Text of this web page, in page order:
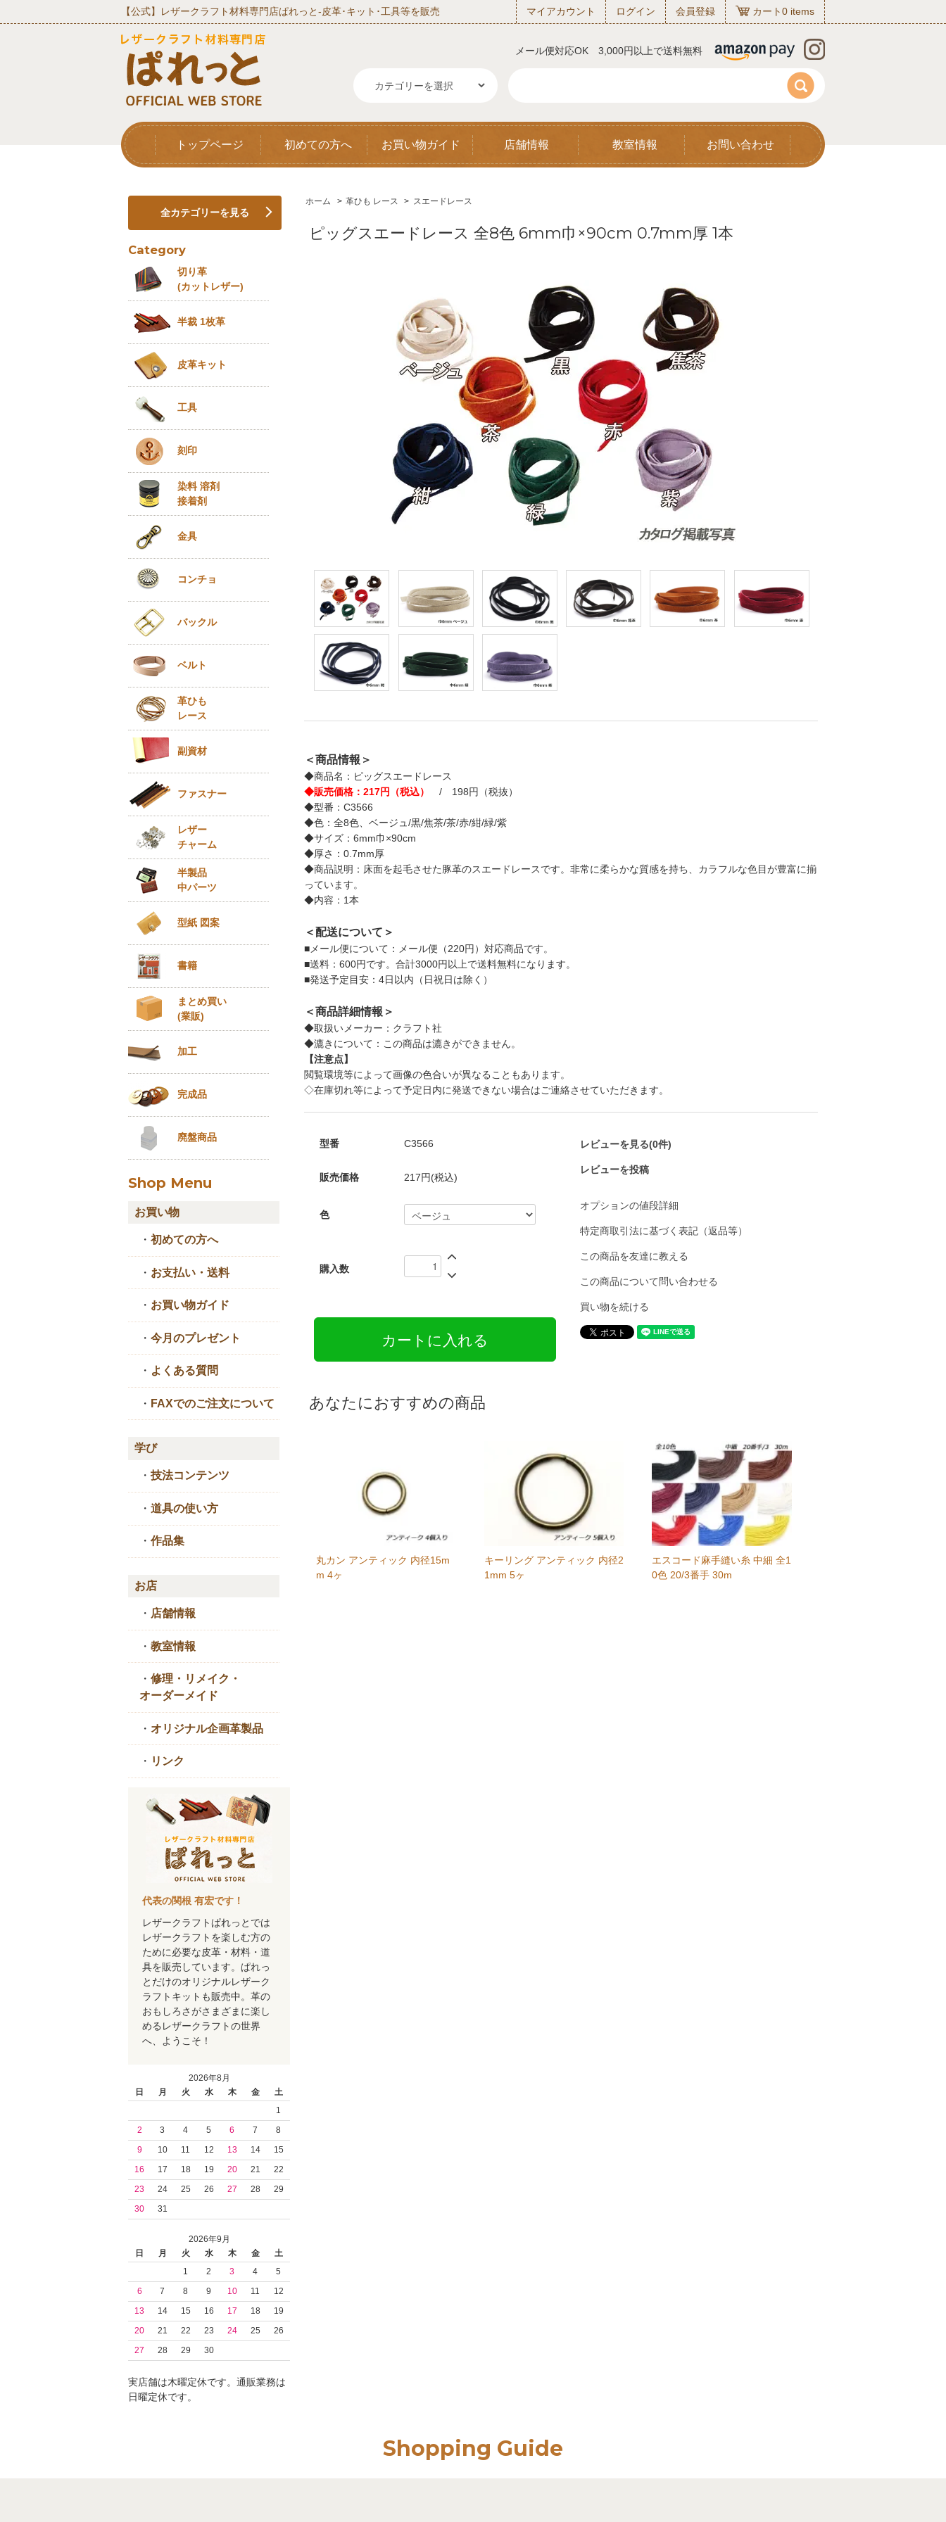
【公式】レザークラフト材料専門店ぱれっと‐皮革･キット･工具等を販売 マイアカウント ログイン 会員登録 カート0 items
メール便対応OK 3,000円以上で送料無料
トップページ 初めての方へ お買い物ガイド 店舗情報 教室情報 お問い合わせ
ホーム > 革ひも レース > スエードレース
ピッグスエードレース 全8色 6mm巾×90cm 0.7mm厚 1本
＜商品情報＞
◆商品名：ピッグスエードレース
◆販売価格：217円（税込）
/ 198円（税抜）
◆型番：C3566
◆色：全8色、ベージュ/黒/焦茶/茶/赤/紺/緑/紫
◆サイズ：6mm巾×90cm
◆厚さ：0.7mm厚
◆商品説明：床面を起毛させた豚革のスエードレースです。非常に柔らかな質感を持ち、カラフルな色目が豊富に揃
っています。
◆内容：1本
＜配送について＞
■メール便について：メール便（220円）対応商品です。
■送料：600円です。合計3000円以上で送料無料になります。
■発送予定目安：4日以内（日祝日は除く）
＜商品詳細情報＞
◆取扱いメーカー：クラフト社
◆漉きについて：この商品は漉きができません。
【注意点】
閲覧環境等によって画像の色合いが異なることもあります。
◇在庫切れ等によって予定日内に発送できない場合はご連絡させていただきます。
型番 C3566
販売価格 217円(税込)
色
購入数
レビューを見る(0件)
レビューを投稿
オプションの値段詳細
特定商取引法に基づく表記（返品等）
この商品を友達に教える
この商品について問い合わせる
買い物を続ける
あなたにおすすめの商品
丸カン アンティック 内径15m
m 4ヶ
キーリング アンティック 内径2
1mm 5ヶ
エスコード麻手縫い糸 中細 全1
0色 20/3番手 30m
全カテゴリーを見る
Category
切り革
(カットレザー)
半裁 1枚革
皮革キット
工具
刻印
染料 溶剤
接着剤
金具
コンチョ
バックル
ベルト
革ひも
レース
副資材
ファスナー
レザー
チャーム
半製品
中パーツ
型紙 図案
書籍
まとめ買い
(業販)
加工
完成品
廃盤商品
Shop Menu
お買い物
・ 初めての方へ
・ お支払い・送料
・ お買い物ガイド
・ 今月のプレゼント
・ よくある質問
・ FAXでのご注文について
学び
・ 技法コンテンツ
・ 道具の使い方
・ 作品集
お店
・ 店舗情報
・ 教室情報
・ 修理・リメイク・
オーダーメイド
・ オリジナル企画革製品
・ リンク
代表の関根 有宏です！
レザークラフトぱれっとでは
レザークラフトを楽しむ方の
ために必要な皮革・材料・道
具を販売しています。ぱれっ
とだけのオリジナルレザーク
ラフトキットも販売中。革の
おもしろさがさまざまに楽し
めるレザークラフトの世界
へ、ようこそ！
2026年8月
日
月 火 水 木 金
土
1
2
3 4 5 6 7
8
9
10 11 12 13 14
15
16
17 18 19 20 21
22
23
24 25 26 27 28
29
30
31
2026年9月
日
月 火 水 木 金
土
1
2 3 4
5
6
7 8 9 10 11
12
13
14 15 16 17 18
19
20
21 22 23 24 25
26
27
28 29 30
実店舗は木曜定休です。通販業務は
日曜定休です。
Shopping Guide